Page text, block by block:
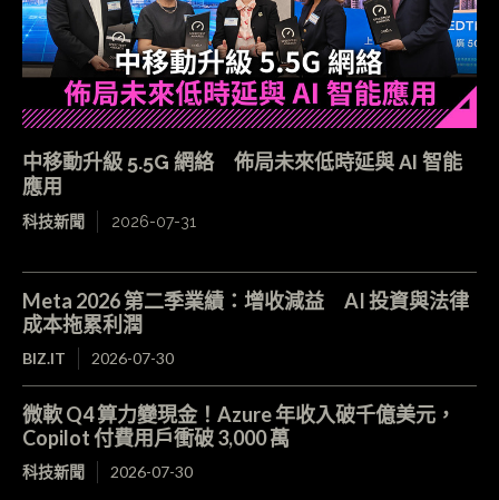
中移動升級 5.5G 網絡 佈局未來低時延與 AI 智能
應用
科技新聞 2026-07-31
Meta 2026 第二季業績：增收減益 AI 投資與法律
成本拖累利潤
BIZ.IT 2026-07-30
微軟 Q4 算力變現金！Azure 年收入破千億美元，
Copilot 付費用戶衝破 3,000 萬
科技新聞 2026-07-30